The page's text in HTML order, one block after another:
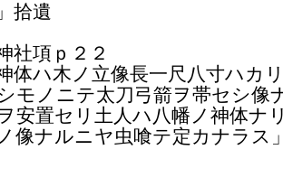
拾遺
社項ｐ２２
体ハ木ノ立像長一尺八寸ハカ
モノニテ太刀弓箭ヲ帯セシ像
安置セリ土人ハ八幡ノ神体ナ
像ナルニヤ虫喰テ定カナラス